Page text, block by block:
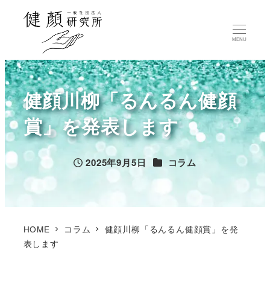
MENU
健顔川柳「るんるん健顔
賞」を発表します
投稿日
2025年9月5日 カテゴリー
コラム
HOME コラム
健顔川柳「るんるん健顔賞」を発
表します